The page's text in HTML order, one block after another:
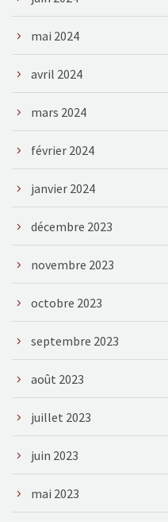
mai 2024
avril 2024
mars 2024
février 2024
janvier 2024
décembre 2023
novembre 2023
octobre 2023
septembre 2023
août 2023
juillet 2023
juin 2023
mai 2023